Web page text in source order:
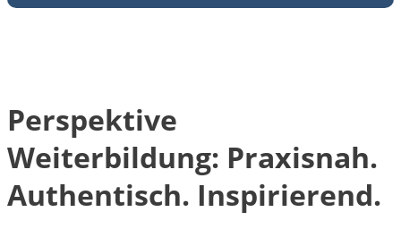
Perspektive
Weiterbildung: Praxisnah.
Authentisch. Inspirierend.